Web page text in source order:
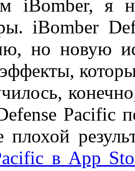
iBomber, я
iBomber
но новую
Pacific
плохой
в App